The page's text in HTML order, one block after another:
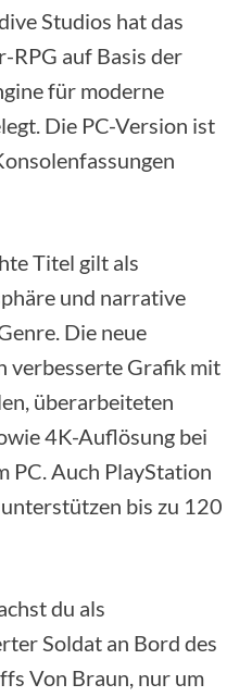
Studios hat das
auf Basis der
für moderne
Die PC-Version ist
Titel gilt als
und narrative
Die neue
verbesserte Grafik mit
überarbeiteten
4K-Auflösung bei
PC. Auch PlayStation
bis zu 120
du als
Soldat an Bord des
Von Braun, nur um